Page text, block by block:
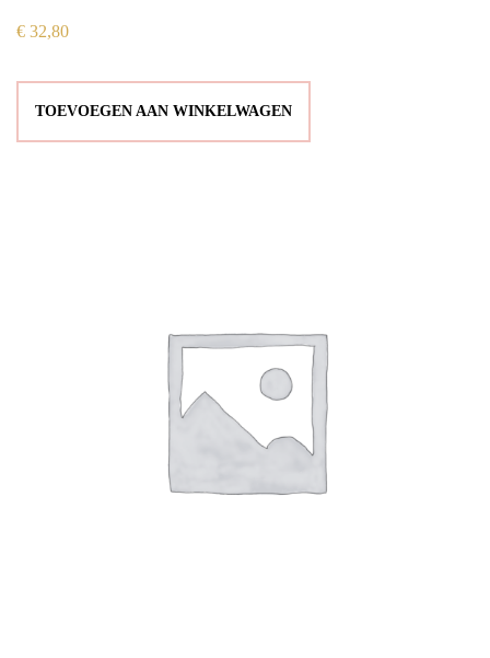
€ 32,80
TOEVOEGEN AAN WINKELWAGEN